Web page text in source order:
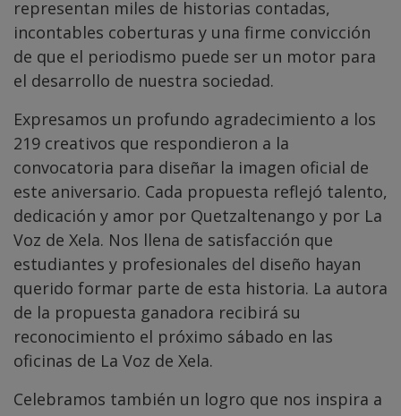
representan miles de historias contadas,
incontables coberturas y una firme convicción
de que el periodismo puede ser un motor para
el desarrollo de nuestra sociedad.
Expresamos un profundo agradecimiento a los
219 creativos que respondieron a la
convocatoria para diseñar la imagen oficial de
este aniversario. Cada propuesta reflejó talento,
dedicación y amor por Quetzaltenango y por La
Voz de Xela. Nos llena de satisfacción que
estudiantes y profesionales del diseño hayan
querido formar parte de esta historia. La autora
de la propuesta ganadora recibirá su
reconocimiento el próximo sábado en las
oficinas de La Voz de Xela.
Celebramos también un logro que nos inspira a